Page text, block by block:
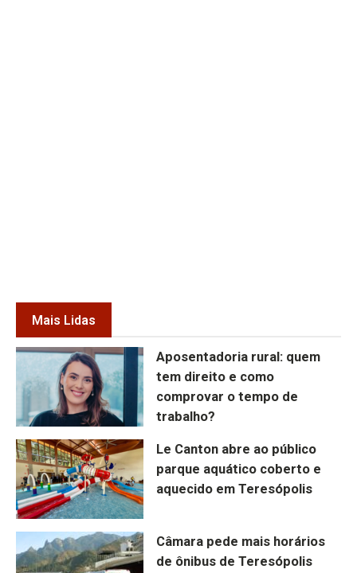
Mais Lidas
Aposentadoria rural: quem
tem direito e como
comprovar o tempo de
trabalho?
Le Canton abre ao público
parque aquático coberto e
aquecido em Teresópolis
Câmara pede mais horários
de ônibus de Teresópolis